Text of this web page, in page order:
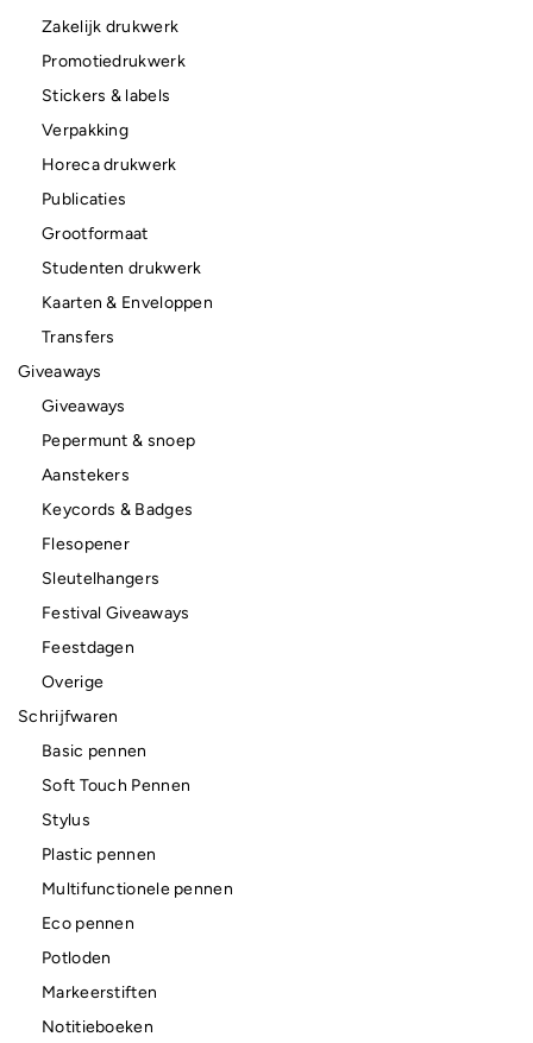
Zakelijk drukwerk
Promotiedrukwerk
Stickers & labels
Verpakking
Horeca drukwerk
Publicaties
Grootformaat
Studenten drukwerk
Kaarten & Enveloppen
Transfers
Giveaways
Giveaways
Pepermunt & snoep
Aanstekers
Keycords & Badges
Flesopener
Sleutelhangers
Festival Giveaways
Feestdagen
Overige
Schrijfwaren
Basic pennen
Soft Touch Pennen
Stylus
Plastic pennen
Multifunctionele pennen
Eco pennen
Potloden
Markeerstiften
Notitieboeken